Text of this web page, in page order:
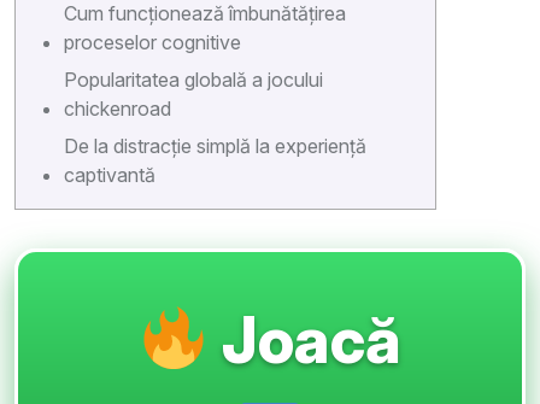
Cum funcționează îmbunătățirea
proceselor cognitive
Popularitatea globală a jocului
chickenroad
De la distracție simplă la experiență
captivantă
Joacă